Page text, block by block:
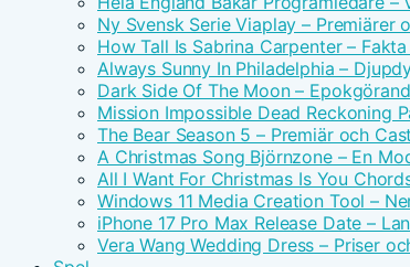
Ny Svensk Serie Viaplay – Premiärer
How Tall Is Sabrina Carpenter –
Always Sunny In Philadelphia –
Dark Side Of The Moon –
Mission Impossible Dead Reckoning
The Bear Season 5 – Premiär och
A Christmas Song Björnzone – En
All I Want For Christmas Is You
Windows 11 Media Creation Tool –
iPhone 17 Pro Max Release Date –
Vera Wang Wedding Dress – Priser